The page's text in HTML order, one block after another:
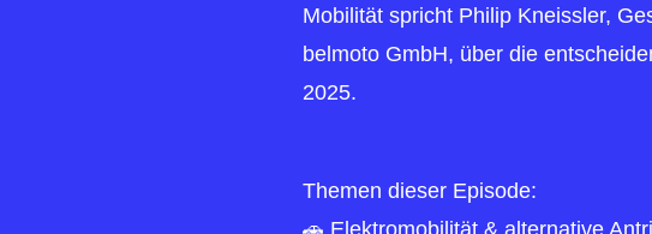
Mobilität spricht Philip Kneissler,
belmoto GmbH, über die
2025.
Themen dieser Episode:
🚗 Elektromobilität & alternative